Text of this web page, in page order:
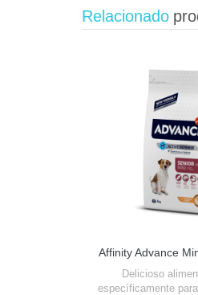
Relacionado
Affinity Advance
Delicioso
específicamente